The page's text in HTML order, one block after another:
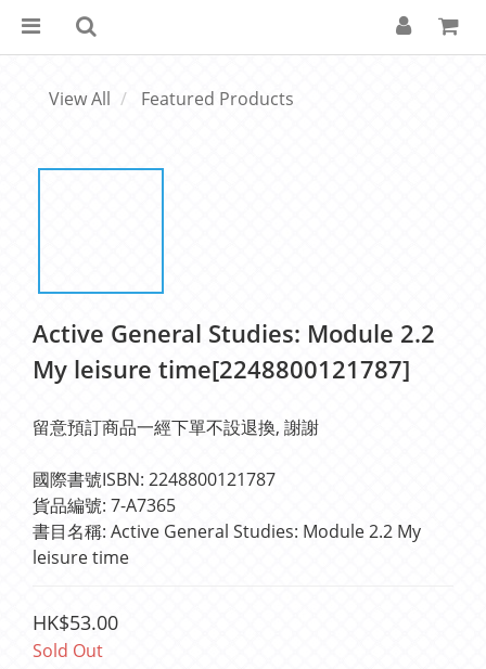
View All Featured Products
Active General Studies: Module 2.2
My leisure time[2248800121787]
留意預訂商品一經下單不設退換, 謝謝
國際書號ISBN: 2248800121787
貨品編號: 7-A7365
書目名稱: Active General Studies: Module 2.2 My
leisure time
HK$53.00
Sold Out